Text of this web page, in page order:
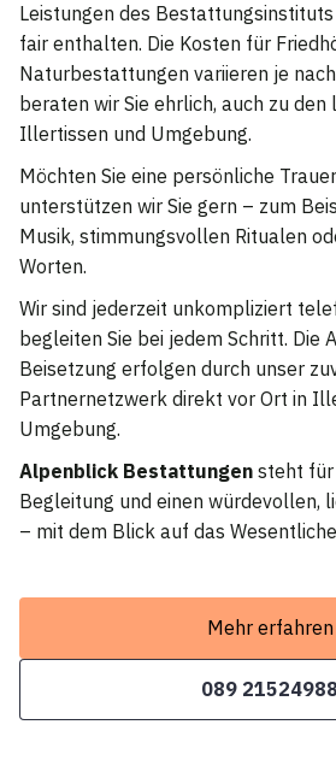
Leistungen des
fair enthalten. Die Kosten für
Naturbestattungen variieren je
beraten wir Sie ehrlich, auch zu
Illertissen und Umgebung.
Möchten Sie eine persönliche
unterstützen wir Sie gern – zum
Musik, stimmungsvollen Ritualen
Worten.
Wir sind jederzeit unkompliziert
begleiten Sie bei jedem Schritt. Die
Beisetzung erfolgen durch unser
Partnernetzwerk direkt vor Ort in
Umgebung.
Alpenblick Bestattungen steht für
Begleitung und einen würdevollen,
– mit dem Blick auf das
Mehr erfahren
089 21524988